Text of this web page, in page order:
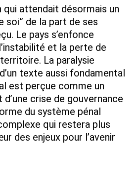
qui attendait désormais un
soi” de la part de ses
Le pays s’enfonce
et la perte de
La paralysie
texte aussi fondamental
est perçue comme un
crise de gouvernance
du système pénal
qui restera plus
des enjeux pour l’avenir